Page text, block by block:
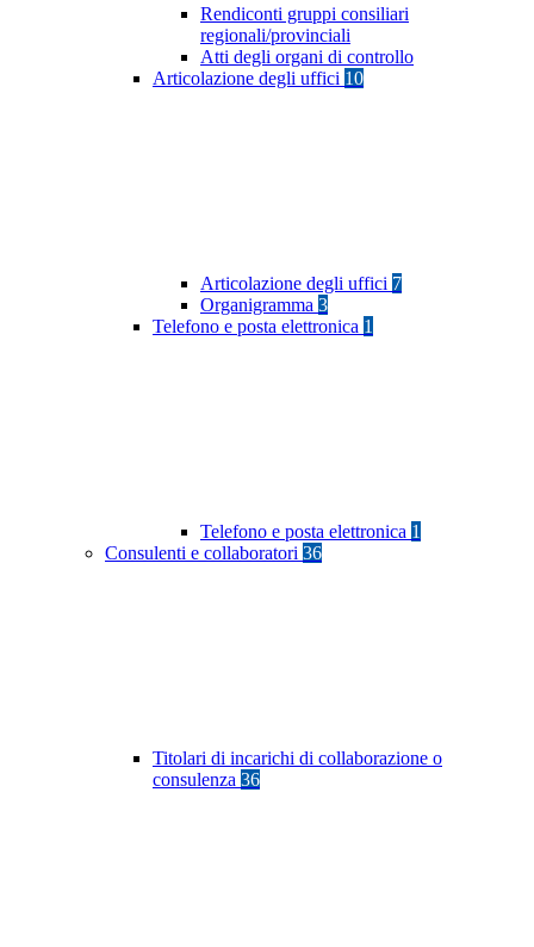
Rendiconti gruppi consiliari
regionali/provinciali
Atti degli organi di controllo
Articolazione degli uffici 10
Articolazione degli uffici 7
Organigramma 3
Telefono e posta elettronica 1
Telefono e posta elettronica 1
Consulenti e collaboratori 36
Titolari di incarichi di collaborazione o
consulenza 36